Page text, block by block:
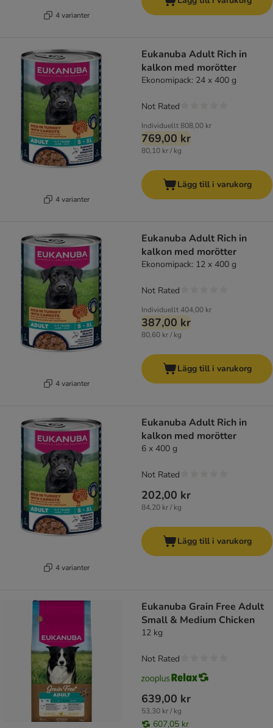
4 varianter
4 varianter
Eukanuba Adult Rich in
kalkon med morötter
Ekonomipack: 24 x 400 g
Individuellt808,00 kr
769,00 kr
80,10 kr / kg
Not Rated
Lägg till i varukorg
4 varianter
Eukanuba Adult Rich in
kalkon med morötter
Ekonomipack: 12 x 400 g
Individuellt404,00 kr
387,00 kr
80,60 kr / kg
Not Rated
Lägg till i varukorg
4 varianter
Eukanuba Adult Rich in
kalkon med morötter
6 x 400 g
202,00 kr
84,20 kr / kg
Not Rated
Lägg till i varukorg
Eukanuba Grain Free Adult
Small & Medium Chicken
12 kg
639,00 kr
53,30 kr / kg
607,05 kr
Not Rated